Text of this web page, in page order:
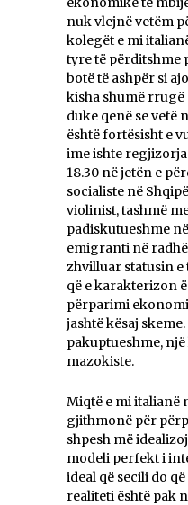
nuk vlejnë vetëm
kolegët e mi
tyre të përditshme
botë të ashpër si
kisha shumë
duke qenë se vetë
është fortësisht e
ime ishte
18.30 në jetën e
socialiste në
violinist, tashmë
padiskutueshme
emigranti në
zhvilluar statusin
që e karakterizon
përparimi
jashtë kësaj
pakuptueshme,
mazokiste.
Miqtë e mi italianë
gjithmonë për
shpesh më
modeli perfekt i
ideal që secili do
realiteti është pak